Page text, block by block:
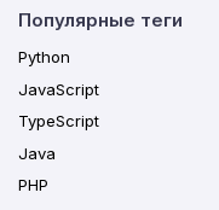
Популярные теги
Python
JavaScript
TypeScript
Java
PHP